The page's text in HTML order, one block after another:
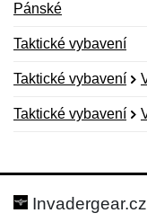
Pánské
Taktické vybavení
Taktické vybavení
Taktické vybavení
Hodnocení:
Jméno:
Invadergear.cz